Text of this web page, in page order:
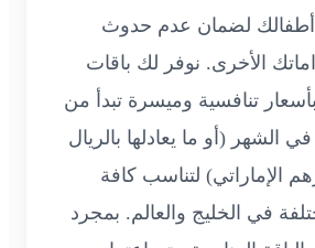
أطفالك لضمان عدم حدوث
الأخرى. نوفر لك باقات
تنافسية وميسرة تبدأ من
في الشهر (أو ما يعادلها بالريال
الإماراتي) لتناسب كافة
في الخليج والعالم. بمجرد